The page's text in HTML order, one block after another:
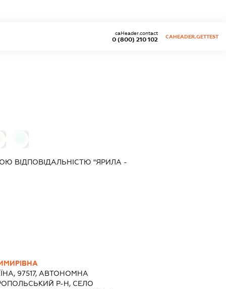
0 (800) 210 102
caHeader.contact
CAHEADER.GETTEST
ВІДПОВІДАЛЬНІСТЮ "ЯРИЛА -
97517, АВТОНОМНА
Р-Н, СЕЛО